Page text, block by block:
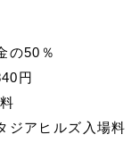
の50％
円
ジアヒルズ入場料